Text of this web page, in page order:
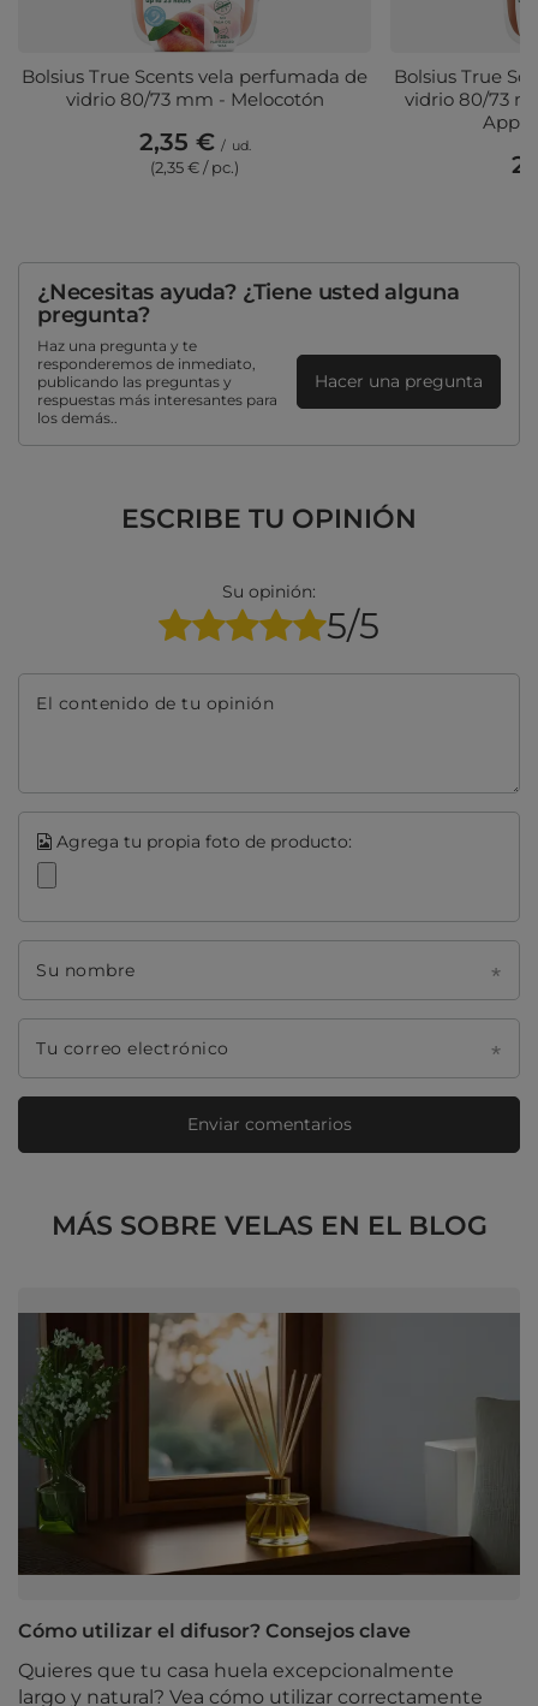
Bolsius True Scents vela perfumada de
vidrio 80/73 mm - Melocotón
2,35 € / ud.
(2,35 € / pc.)
Bolsius True
vidrio 80/73
¿Necesitas ayuda? ¿Tiene usted alguna
pregunta?
Haz una pregunta y te
responderemos de inmediato,
publicando las preguntas y
respuestas más interesantes para
los demás..
Hacer una pregunta
ESCRIBE TU OPINIÓN
Su opinión:
5/5
El contenido de tu opinión
Agrega tu propia foto de producto:
Su nombre
Tu correo electrónico
Enviar comentarios
MÁS SOBRE VELAS EN EL BLOG
Cómo utilizar el difusor? Consejos clave
Quieres que tu casa huela excepcionalmente
largo y natural? Vea cómo utilizar correctamente